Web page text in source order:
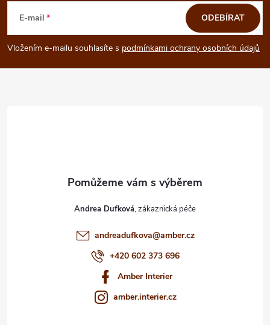
p
a
E-mail
Vložením e-mailu souhlasíte s podmínkami ochrany osobních údajů
ODEBÍRAT
Andrea Dufková
andreadufkova@amber.cz
+420 602 373 696
Amber Interier
amber.interier.cz